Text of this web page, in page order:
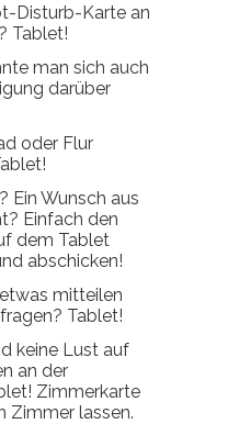
Disturb-Karte an
Tablet!
man sich auch
darüber
oder Flur
Ein Wunsch aus
Einfach den
dem Tablet
abschicken!
mitteilen
Tablet!
keine Lust auf
an der
Zimmerkarte
Zimmer lassen.